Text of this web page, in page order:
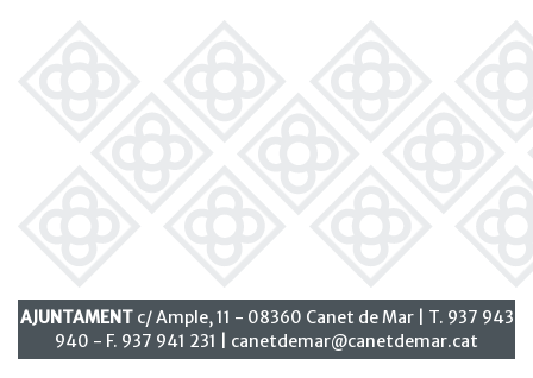
AJUNTAMENTc/ Ample, 11 - 08360 Canet de Mar | T. 937 943
940 - F. 937 941 231 | canetdemar@canetdemar.cat